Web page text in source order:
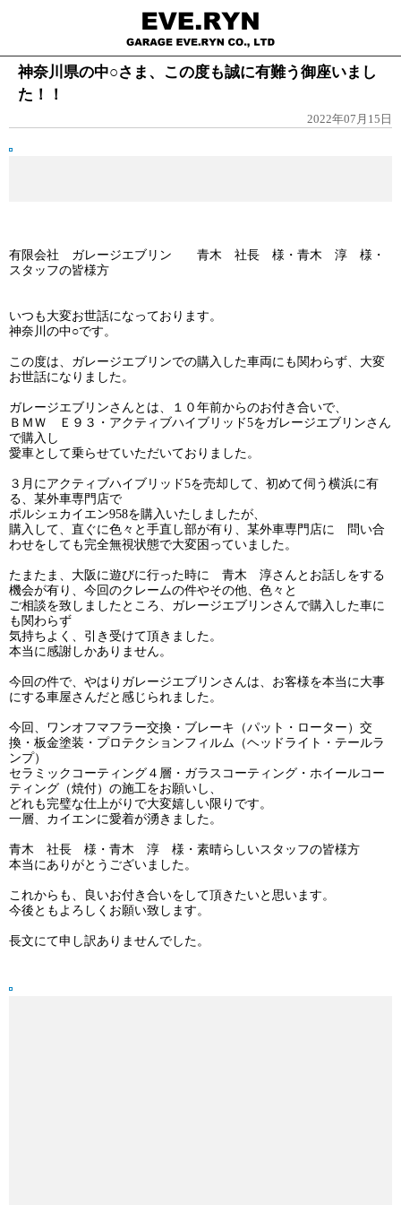
神奈川県の中○さま、この度も誠に有難う御座いまし
た！！
2022年07月15日
有限会社 ガレージエブリン 青木 社長 様・青木 淳 様・
スタッフの皆様方
いつも大変お世話になっております。
神奈川の中○です。
この度は、ガレージエブリンでの購入した車両にも関わらず、大変
お世話になりました。
ガレージエブリンさんとは、１０年前からのお付き合いで、
ＢＭＷ Ｅ９３・アクティブハイブリッド5をガレージエブリンさん
で購入し
愛車として乗らせていただいておりました。
３月にアクティブハイブリッド5を売却して、初めて伺う横浜に有
る、某外車専門店で
ポルシェカイエン958を購入いたしましたが、
購入して、直ぐに色々と手直し部が有り、某外車専門店に 問い合
わせをしても完全無視状態で大変困っていました。
たまたま、大阪に遊びに行った時に 青木 淳さんとお話しをする
機会が有り、今回のクレームの件やその他、色々と
ご相談を致しましたところ、ガレージエブリンさんで購入した車に
も関わらず
気持ちよく、引き受けて頂きました。
本当に感謝しかありません。
今回の件で、やはりガレージエブリンさんは、お客様を本当に大事
にする車屋さんだと感じられました。
今回、ワンオフマフラー交換・ブレーキ（パット・ローター）交
換・板金塗装・プロテクションフィルム（ヘッドライト・テールラ
ンプ）
セラミックコーティング４層・ガラスコーティング・ホイールコー
ティング（焼付）の施工をお願いし、
どれも完璧な仕上がりで大変嬉しい限りです。
一層、カイエンに愛着が湧きました。
青木 社長 様・青木 淳 様・素晴らしいスタッフの皆様方
本当にありがとうございました。
これからも、良いお付き合いをして頂きたいと思います。
今後ともよろしくお願い致します。
長文にて申し訳ありませんでした。